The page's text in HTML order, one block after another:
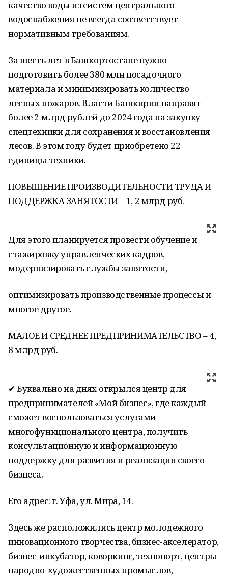
качество воды из систем центрального
водоснабжения не всегда соответствует
нормативным требованиям.
За шесть лет в Башкортостане нужно
подготовить более 380 млн посадочного
материала и минимизировать количество
лесных пожаров. Власти Башкирии направят
более 2 млрд рублей до 2024 года на закупку
спецтехники для сохранения и восстановления
лесов. В этом году будет приобретено 22
единицы техники.
ПОВЫШЕНИЕ ПРОИЗВОДИТЕЛЬНОСТИ ТРУДА И
ПОДДЕРЖКА ЗАНЯТОСТИ – 1, 2 млрд руб.
Для этого планируется провести обучение и
стажировку управленческих кадров,
модернизировать службы занятости,
оптимизировать производственные процессы и
многое другое.
МАЛОЕ И СРЕДНЕЕ ПРЕДПРИНИМАТЕЛЬСТВО – 4,
8 млрд руб.
✔ Буквально на днях открылся центр для
предпринимателей «Мой бизнес», где каждый
сможет воспользоваться услугами
многофункционального центра, получить
консультационную и информационную
поддержку для развития и реализации своего
бизнеса.
Его адрес: г. Уфа, ул. Мира, 14.
Здесь же расположились центр молодежного
инновационного творчества, бизнес-акселератор,
бизнес-инкубатор, коворкинг, технопорт, центры
народно-художественных промыслов,